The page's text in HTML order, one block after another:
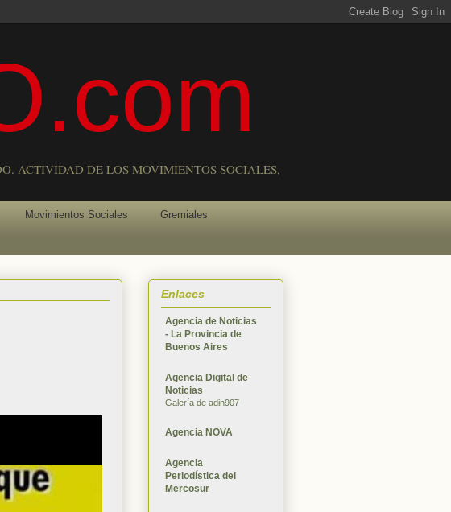
ACTIVIDAD DE LOS MOVIMIENTOS SOCIALES,
Movimientos Sociales Gremiales
Enlaces
Agencia de Noticias
- La Provincia de
Buenos Aires
Agencia Digital de
Noticias
Galería de adin907
Agencia NOVA
Agencia
Periodística del
Mercosur